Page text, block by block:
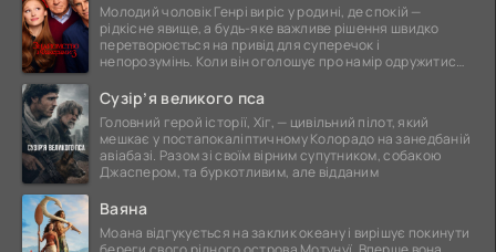
Молодий чоловік Генрі виріс у родині, де спокій —
рідкісне явище, а будь-яке важливе рішення швидко
перетворюється на привід для суперечок і
непорозумінь. Коли він оголошує про намір одружитися,
Сузір’я великого пса
Головний герой історії, Хіг, — цивільний пілот, який
мешкає у постапокаліптичному Колорадо на занедбаній
авіабазі. Разом зі своїм вірним супутником, собакою
Джаспером, та буркотливим, але відданим
Ваяна
Моана відгукується на заклик океану і вирішує покинути